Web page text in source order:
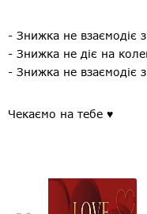
- Знижка не взаємодіє
- Знижка не діє на
- Знижка не взаємодіє
Чекаємо на тебе ♥️